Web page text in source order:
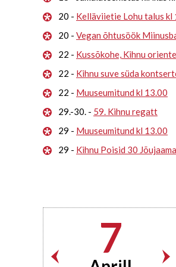
20 - Kelläviietie Lohu talus kl
20 - Vegan õhtusöök
22 - Kussõkohe, Kihnu
22 - Kihnu suve süda
22 - Muuseumitund kl 13.00
29.-30. - 59. Kihnu regatt
29 - Muuseumitund kl 13.00
29 - Kihnu Poisid 30
7